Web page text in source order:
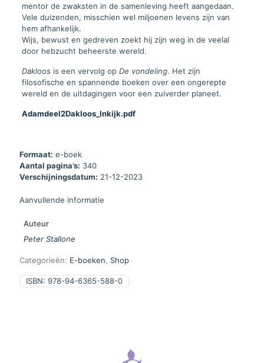
mentor de zwaksten in de samenleving heeft aangedaan.
Vele duizenden, misschien wel miljoenen levens zijn van
hem afhankelijk.
Wijs, bewust en gedreven zoekt hij zijn weg in de veelal
door hebzucht beheerste wereld.
Dakloos is een vervolg op De vondeling. Het zijn
filosofische en spannende boeken over een ongerepte
wereld en de uitdagingen voor een zuiverder planeet.
Adamdeel2Dakloos_Inkijk.pdf
Formaat: e-boek
Aantal pagina’s: 340
Verschijningsdatum: 21-12-2023
Aanvullende informatie
Auteur
Peter Stallone
Categorieën: E-boeken Shop
ISBN: 978-94-6365-588-0